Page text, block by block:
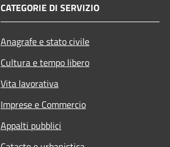
CATEGORIE DI SERVIZIO
Anagrafe e stato civile
Cultura e tempo libero
Vita lavorativa
Imprese e Commercio
Appalti pubblici